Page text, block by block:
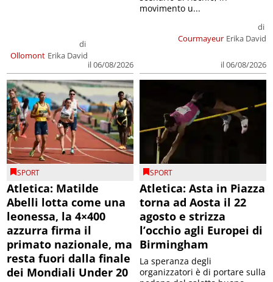
Ollomont
di
Erika David
il 06/08/2026
Courmayeur
di
Erika David
il 06/08/2026
movimento u...
SPORT
Atletica: Matilde
Abelli lotta come una
leonessa, la 4×400
azzurra firma il
primato nazionale, ma
resta fuori dalla finale
dei Mondiali Under 20
SPORT
Atletica: Asta in Piazza
torna ad Aosta il 22
agosto e strizza
l’occhio agli Europei di
Birmingham
La speranza degli
organizzatori è di portare sulla